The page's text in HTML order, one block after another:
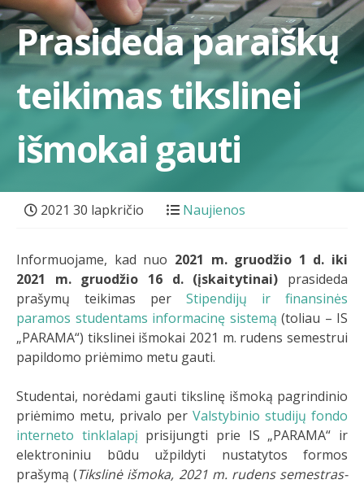
Prasideda paraiškų
teikimas tikslinei
išmokai gauti
2021 30 lapkričio Naujienos
Informuojame, kad nuo 2021 m. gruodžio 1 d. iki
2021 m. gruodžio 16 d. (įskaitytinai) prasideda
prašymų teikimas per Stipendijų ir finansinės
paramos studentams informacinę sistemą (toliau – IS
„PARAMA“) tikslinei išmokai 2021 m. rudens semestrui
papildomo priėmimo metu gauti.
Studentai, norėdami gauti tikslinę išmoką pagrindinio
priėmimo metu, privalo per Valstybinio studijų fondo
interneto tinklalapį prisijungti prie IS „PARAMA“ ir
elektroniniu būdu užpildyti nustatytos formos
prašymą (Tikslinė išmoka, 2021 m. rudens semestras-